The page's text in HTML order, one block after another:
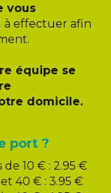
vous
à effectuer afin
équipe se
domicile.
port ?
10 € : 2.95 €
40 € : 3.95 €